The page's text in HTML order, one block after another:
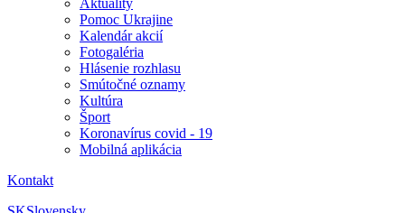
Aktuality
Pomoc Ukrajine
Kalendár akcií
Fotogaléria
Hlásenie rozhlasu
Smútočné oznamy
Kultúra
Šport
Koronavírus covid - 19
Mobilná aplikácia
Kontakt